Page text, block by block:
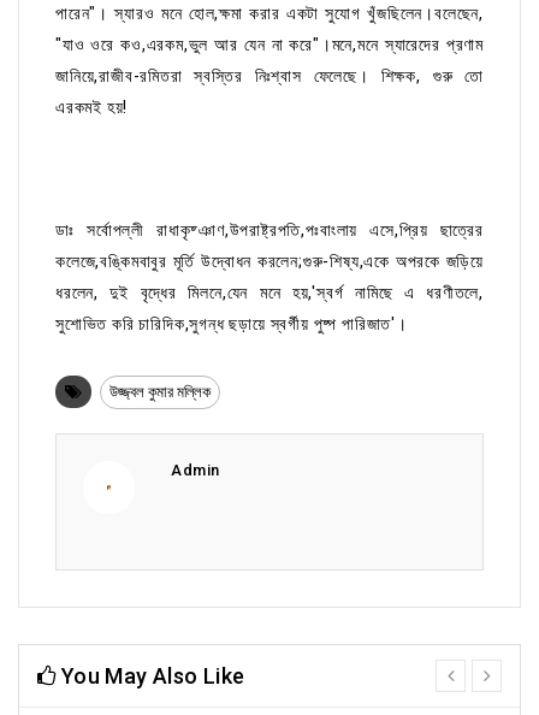
পারেন"। স্যারও মনে হোল,ক্ষমা করার একটা সুযোগ খুঁজছিলেন।বলেছেন,
"যাও ওরে কও,এরকম,ভুল আর যেন না করে"।মনে,মনে স্যারেদের প্রণাম
জানিয়ে,রাজীব-রমিতরা স্বস্তির নিঃশ্বাস ফেলেছে। শিক্ষক, গুরু তো
এরকমই হয়!
ডাঃ সর্বোপল্লী রাধাকৃষ্ঞাণ,উপরাষ্ট্রপতি,পঃবাংলায় এসে,প্রিয় ছাত্রের
কলেজে,বঙ্কিমবাবুর মূর্তি উদ্বোধন করলেন;গুরু-শিষ্য,একে অপরকে জড়িয়ে
ধরলেন, দুই বৃদ্ধের মিলনে,যেন মনে হয়,'স্বর্গ নামিছে এ ধরণীতলে,
সুশোভিত করি চারিদিক,সুগন্ধ ছড়ায়ে স্বর্গীয় পুষ্প পারিজাত'।
উজ্জ্বল কুমার মল্লিক
Admin
You May Also Like
prev